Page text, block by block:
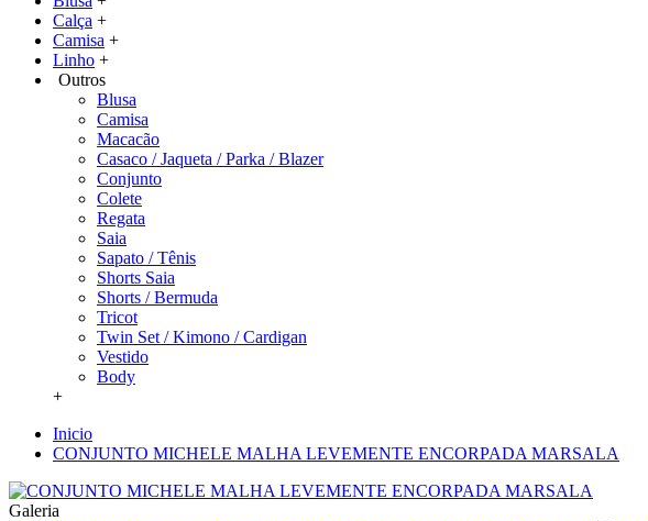
Calça +
Camisa +
Linho +
Outros
Blusa
Camisa
Macacão
Casaco / Jaqueta / Parka / Blazer
Conjunto
Colete
Regata
Saia
Sapato / Tênis
Shorts Saia
Shorts / Bermuda
Tricot
Twin Set / Kimono / Cardigan
Vestido
Body
+
Inicio
CONJUNTO MICHELE MALHA LEVEMENTE ENCORPADA MARSALA
Galeria